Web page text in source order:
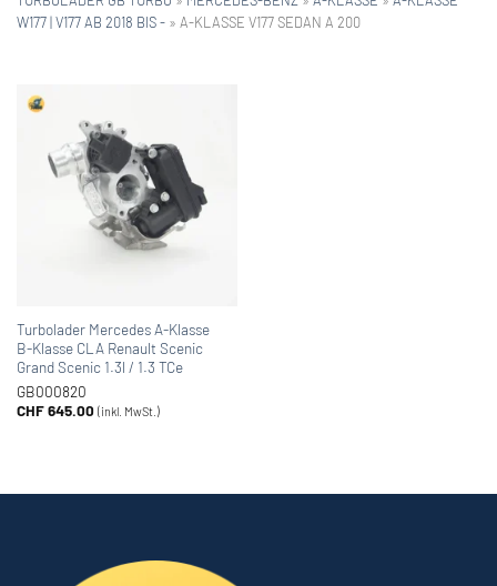
W177 | V177 AB 2018 BIS - » A-KLASSE V177 SEDAN A 200
Turbolader Mercedes A-Klasse
B-Klasse CLA Renault Scenic
Grand Scenic 1.3l / 1.3 TCe
GB000820
CHF645.00 (inkl. MwSt.)